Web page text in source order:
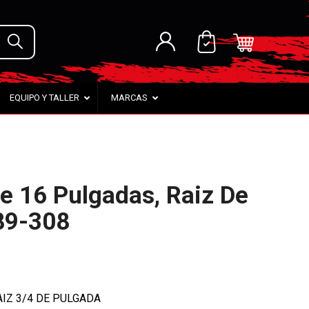
EQUIPO Y TALLER MARCAS
16 Pulgadas, Raiz De
308
3/4 DE PULGADA